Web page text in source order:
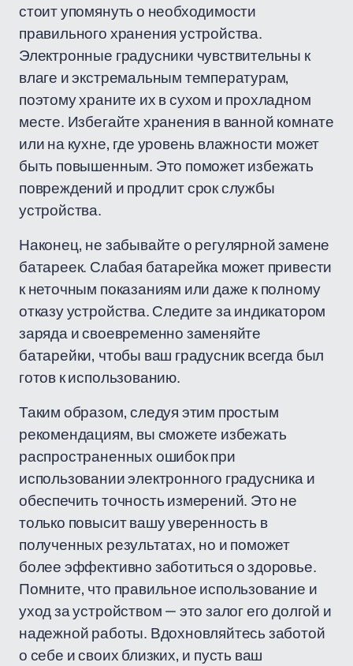
стоит упомянуть о необходимости
правильного хранения устройства.
Электронные градусники чувствительны к
влаге и экстремальным температурам,
поэтому храните их в сухом и прохладном
месте. Избегайте хранения в ванной комнате
или на кухне, где уровень влажности может
быть повышенным. Это поможет избежать
повреждений и продлит срок службы
устройства.
Наконец, не забывайте о регулярной замене
батареек. Слабая батарейка может привести
к неточным показаниям или даже к полному
отказу устройства. Следите за индикатором
заряда и своевременно заменяйте
батарейки, чтобы ваш градусник всегда был
готов к использованию.
Таким образом, следуя этим простым
рекомендациям, вы сможете избежать
распространенных ошибок при
использовании электронного градусника и
обеспечить точность измерений. Это не
только повысит вашу уверенность в
полученных результатах, но и поможет
более эффективно заботиться о здоровье.
Помните, что правильное использование и
уход за устройством — это залог его долгой и
надежной работы. Вдохновляйтесь заботой
о себе и своих близких, и пусть ваш